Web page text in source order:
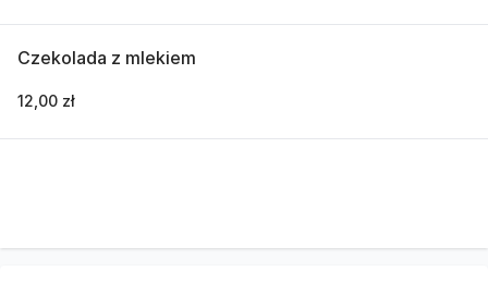
Czekolada z mlekiem
12,00 zł